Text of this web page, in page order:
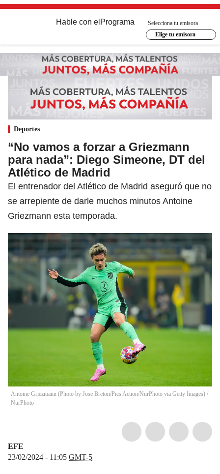
Hable con el Programa
Selecciona tu emisora
Elige tu emisora
Deportes
“No vamos a forzar a Griezmann
para nada”: Diego Simeone, DT del
Atlético de Madrid
El entrenador del Atlético de Madrid aseguró que no
se arrepiente de darle muchos minutos Antoine
Griezmann esta temporada.
Antoine Griezmann (Photo by Jose Breton/Pics Action/NurPhoto via Getty Images) /
NurPhoto
EFE
23/02/2024 - 11:05 GMT-5